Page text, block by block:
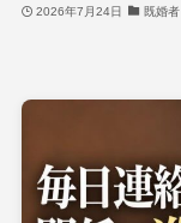
2026年7月24日 既婚者